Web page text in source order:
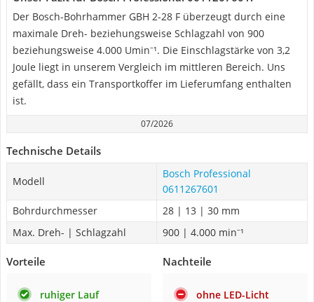
Der Bosch-Bohrhammer ‎GBH 2-28 F überzeugt durch eine
maximale Dreh- beziehungsweise Schlagzahl von 900
beziehungsweise 4.000 Umin⁻¹. Die Einschlagstärke von 3,2
Joule liegt in unserem Vergleich im mittleren Bereich. Uns
gefällt, dass ein Transportkoffer im Lieferumfang enthalten
ist.
07/2026
Technische Details
Modell
Bosch Professional
0611267601
Bohrdurchmesser
28 | 13 | 30 mm
Max. Dreh- | Schlagzahl
900 | 4.000 min⁻¹
Vorteile
ruhiger Lauf
Nachteile
ohne LED-Licht